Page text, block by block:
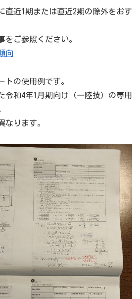
直近1期または直近2期の除外をおす
をご参照ください。
向
トの使用例です。
令和4年1月期向け（一陸技）の専用
なります。